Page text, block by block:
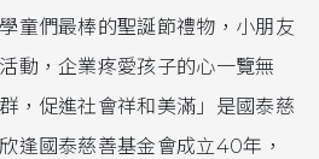
童們最棒的聖誕節禮物，小朋友
動，企業疼愛孩子的心一覽無
，促進社會祥和美滿」是國泰慈
逢國泰慈善基金會成立40年，